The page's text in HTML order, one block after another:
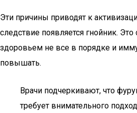
Эти причины приводят к
следствие появляется гнойник. Это
здоровьем не все в порядке и
повышать.
Врачи подчеркивают, что
требует внимательного